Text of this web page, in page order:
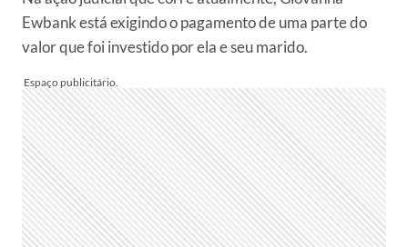
Ewbank está exigindo o pagamento de uma parte do
valor que foi investido por ela e seu marido.